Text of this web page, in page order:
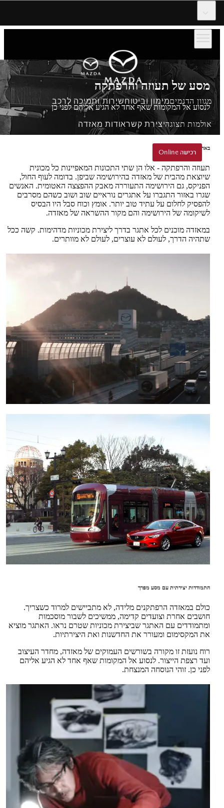
מגוון הדגמיםמימון וביטוחשירות ותמיכה לרכב
אולמות תצוגהיצירת קשראודות מאזדה
רכישה Online
מסע של תעוזה והרפתקה
לנסוע אל המקומות שאף אחד לא הגיע אליהם לפני כן
באהבה ובאומץ מהירושימה
תעוזה והרפתקה - אלו הן שתי התכונות המאפיינות כל מכונית
שיוצאת מהבית של מאזדה בהירושימה שביפן. בדומה לעוף החול,
הפניקס, גם הירושימה התעוררה מאבק ההפצצה האטומית. האנשים
שגרו באזור התגברו על אתגרים נוראיים שוב ושוב כשהם מסרבים
להפסיק לחלום על עתיד טוב יותר. אומץ וכוח סבל היו הבסיס
לשיקומה של הירושימה והם מקור ההשראה של מאזדה.
במאזדה מוכנים לכל אתגר בדרך ליצירת מכוניות מדהימות. קשה ככל
שתהיה הדרך, לעולם לא עוצרים, לעולם לא מוותרים.
התמודדות יצירתית עם מסע מפרך
כולם במאזדה הרפתקנים מלידה, לא מתביישים למרוד כשצריך.
חושבים אחרת וצועדים קדימה, ממשיכים לשבור מוסכמות
ומתמודדים עם האתגר שביצירת מכוניות שטרם נראו. האתגר מוציא
את המקסימום ומעורר את החדשנות ואת היצירתיות.
רוח נועזת זו מקורה בשורשים העמוקים של מאזדה, מחדר העיצוב
ועד רצפת הייצור. לנסוע אל המקומות שאף אחד לא הגיע אליהם
לפני כן. זוהי הנוסחה המנצחת.